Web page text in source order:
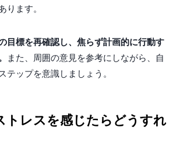
ります。
目標を再確認し、焦らず計画的に行動す
また、周囲の意見を参考にしながら、自
テップを意識しましょう。
トレスを感じたらどうすれ